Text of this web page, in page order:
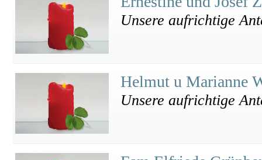
Unsere aufrichtige
Helmut u Marianne
Unsere aufrichtige